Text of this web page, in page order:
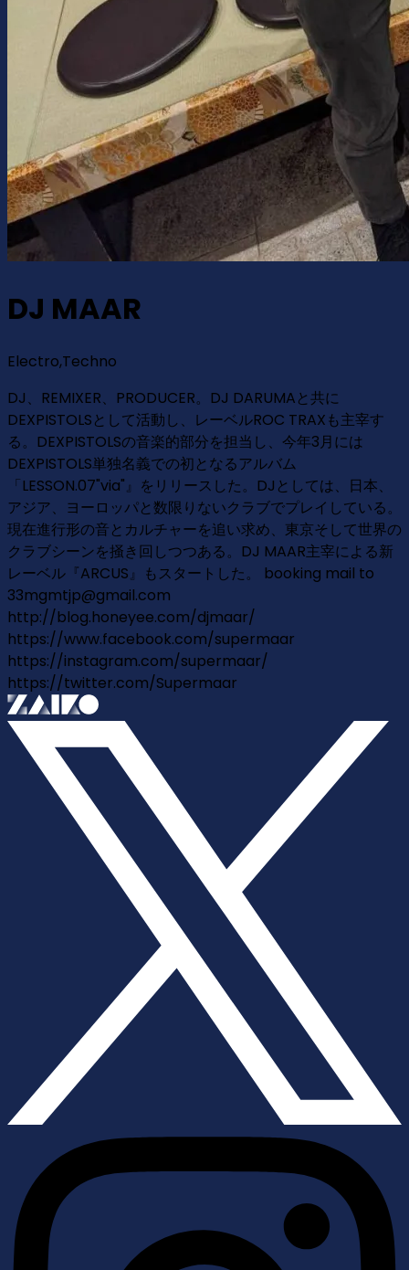
DJ MAAR
Electro,Techno
DJ、REMIXER、PRODUCER。DJ DARUMAと共に
DEXPISTOLSとして活動し、レーベルROC TRAXも主宰す
る。DEXPISTOLSの音楽的部分を担当し、今年3月には
DEXPISTOLS単独名義での初となるアルバム
「LESSON.07"via"』をリリースした。DJとしては、日本、
アジア、ヨーロッパと数限りないクラブでプレイしている。
現在進行形の音とカルチャーを追い求め、東京そして世界の
クラブシーンを掻き回しつつある。DJ MAAR主宰による新
レーベル『ARCUS』もスタートした。 booking mail to
33mgmtjp@gmail.com
http://blog.honeyee.com/djmaar/
https://www.facebook.com/supermaar
https://instagram.com/supermaar/
https://twitter.com/Supermaar